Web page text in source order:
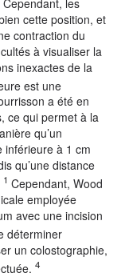
cette position, et
contraction du
à visualiser la
inexactes de la
est une
a été en
ce qui permet à la
qu’un
inférieure à 1 cm
qu’une distance
1 Cependant, Wood
employée
avec une incision
déterminer
un colostographie,
4